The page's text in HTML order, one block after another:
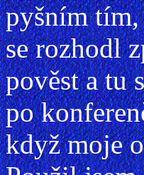
pyšním tím,
se rozhodl
pověst a tu
po
když moje